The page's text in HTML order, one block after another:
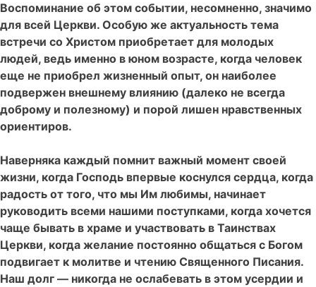
Воспоминание об этом событии, несомненно, значимо
для всей Церкви. Особую же актуальность тема
встречи со Христом приобретает для молодых
людей, ведь именно в юном возрасте, когда человек
еще не приобрел жизненный опыт, он наиболее
подвержен внешнему влиянию (далеко не всегда
доброму и полезному) и порой лишен нравственных
ориентиров.
Наверняка каждый помнит важный момент своей
жизни, когда Господь впервые коснулся сердца, когда
радость от того, что мы Им любимы, начинает
руководить всеми нашими поступками, когда хочется
чаще бывать в храме и участвовать в Таинствах
Церкви, когда желание постоянно общаться с Богом
подвигает к молитве и чтению Священного Писания.
Наш долг — никогда не ослабевать в этом усердии и